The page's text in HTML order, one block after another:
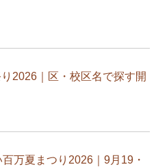
2026｜区・校区名で探す開
万夏まつり2026｜9月19・